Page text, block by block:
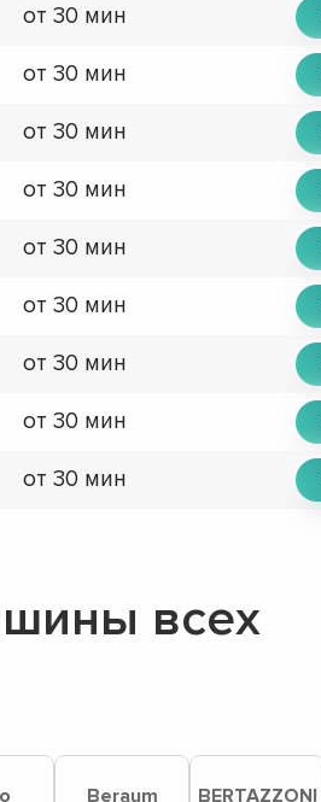
от 30 мин
от 30 мин
от 30 мин
от 30 мин
от 30 мин
от 30 мин
от 30 мин
от 30 мин
от 30 мин
всех
Beraum BERTAZZONI